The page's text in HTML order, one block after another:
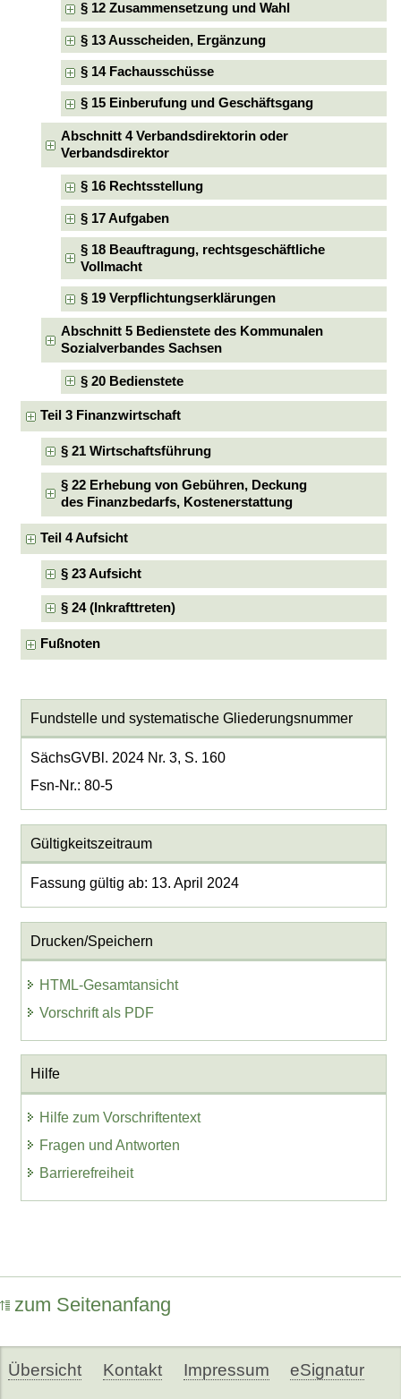
§ 12 Zusammensetzung und Wahl
§ 13 Ausscheiden, Ergänzung
§ 14 Fachausschüsse
§ 15 Einberufung und Geschäftsgang
Abschnitt 4 Verbandsdirektorin oder
Verbandsdirektor
§ 16 Rechtsstellung
§ 17 Aufgaben
§ 18 Beauftragung, rechtsgeschäftliche
Vollmacht
§ 19 Verpflichtungserklärungen
Abschnitt 5 Bedienstete des Kommunalen
Sozialverbandes Sachsen
§ 20 Bedienstete
Teil 3 Finanzwirtschaft
§ 21 Wirtschaftsführung
§ 22 Erhebung von Gebühren, Deckung
des Finanzbedarfs, Kostenerstattung
Teil 4 Aufsicht
§ 23 Aufsicht
§ 24 (Inkrafttreten)
Fußnoten
Fundstelle und systematische Gliederungsnummer
SächsGVBl. 2024 Nr. 3, S. 160
Fsn-Nr.: 80-5
Gültigkeitszeitraum
Fassung gültig ab: 13. April 2024
Drucken/Speichern
HTML-Gesamtansicht
Vorschrift als PDF
Hilfe
Hilfe zum Vorschriftentext
Fragen und Antworten
Barrierefreiheit
zum Seitenanfang
Übersicht Kontakt Impressum eSignatur